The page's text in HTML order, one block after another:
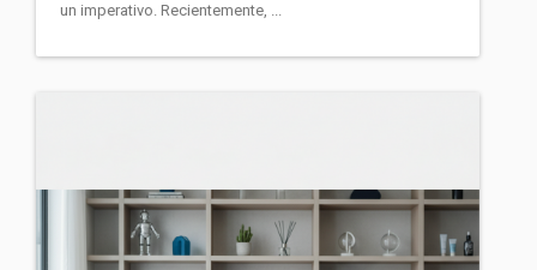
un imperativo. Recientemente, ...